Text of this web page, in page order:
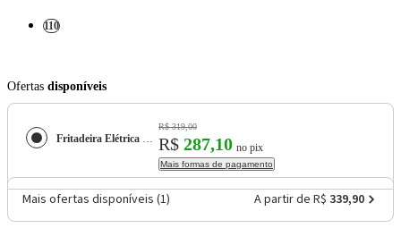
110
Ofertas disponíveis
Fritadeira Elétrica Mondial Big Fry 2,5l Ft-07 Fritadeira-127v-preto
R$ 319,00
R$ 287,10 no pix
Mais formas de pagamento
Mais ofertas disponíveis (1) A partir de R$ 339,90